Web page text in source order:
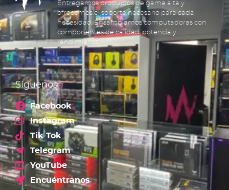
Entregamos productos de gama alta y
ofrecemos el soporte necesario para cada
necesidad. Ensamblamos computadoras con
componentes de calidad, potencia y
rendimiento.
Síguenos
Facebook
Instagram
Tik Tok
Telegram
YouTube
Encuéntranos